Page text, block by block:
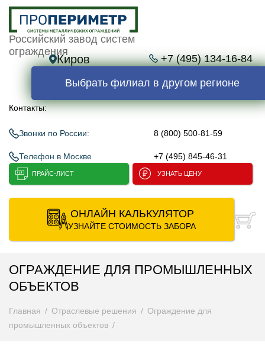
Российский завод систем
ограждения
Киров +7 (495) 134-16-84
Выбрать филиал в другом регионе
Контакты:
Звонки по России: 8 (800) 500-81-59
Телефон в Москве +7 (495) 845-46-31
ПРАЙС-ЛИСТ УЗНАТЬ ЦЕНУ
ОНЛАЙН КАЛЬКУЛЯТОР
УЗНАЙТЕ СТОИМОСТЬ ЗАБОРА
ОГРАЖДЕНИЕ ДЛЯ ПРОМЫШЛЕННЫХ
ОБЪЕКТОВ
Главная Отраслевые решения
Ограждение для
промышленных объектов